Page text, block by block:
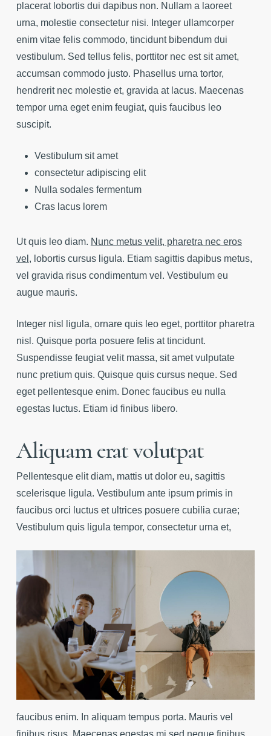
placerat lobortis dui dapibus non. Nullam a laoreet
urna, molestie consectetur nisi. Integer ullamcorper
enim vitae felis commodo, tincidunt bibendum dui
vestibulum. Sed tellus felis, porttitor nec est sit amet,
accumsan commodo justo. Phasellus urna tortor,
hendrerit nec molestie et, gravida at lacus. Maecenas
tempor urna eget enim feugiat, quis faucibus leo
suscipit.
Vestibulum sit amet
consectetur adipiscing elit
Nulla sodales fermentum
Cras lacus lorem
Ut quis leo diam. Nunc metus velit, pharetra nec eros
vel , lobortis cursus ligula. Etiam sagittis dapibus metus,
vel gravida risus condimentum vel. Vestibulum eu
augue mauris.
Integer nisl ligula, ornare quis leo eget, porttitor pharetra
nisl. Quisque porta posuere felis at tincidunt.
Suspendisse feugiat velit massa, sit amet vulputate
nunc pretium quis. Quisque quis cursus neque. Sed
eget pellentesque enim. Donec faucibus eu nulla
egestas luctus. Etiam id finibus libero.
Aliquam erat volutpat
Pellentesque elit diam, mattis ut dolor eu, sagittis
scelerisque ligula. Vestibulum ante ipsum primis in
faucibus orci luctus et ultrices posuere cubilia curae;
Vestibulum quis ligula tempor, consectetur urna et,
faucibus enim. In aliquam tempus porta. Mauris vel
finibus risus. Maecenas egestas mi sed neque finibus,